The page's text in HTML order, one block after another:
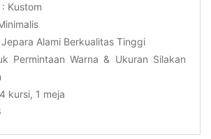
Kustom
Alami Berkualitas Tinggi
Permintaan Warna & Ukuran Silakan
kursi, 1 meja